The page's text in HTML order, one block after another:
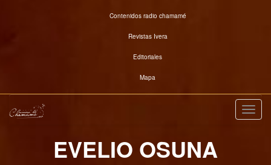
Contenidos radio chamamé
Revistas Ivera
Editoriales
Mapa
EVELIO OSUNA